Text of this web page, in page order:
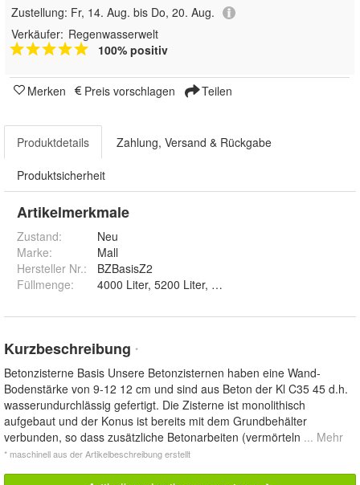
Zustellung: Fr, 14. Aug. bis Do, 20. Aug.
Verkäufer: Regenwasserwelt
100% positiv
Merken Preis vorschlagen Teilen
Produktdetails Zahlung, Versand & Rückgabe
Produktsicherheit
Artikelmerkmale
Zustand:
Neu
Marke:
Mall
Hersteller Nr.:
BZBasisZ2
Füllmenge: 4000 Liter, 5200 Liter, 6600 Liter, 7700 Liter,
Kurzbeschreibung *
Betonzisterne Basis Unsere Betonzisternen haben eine Wand-
Bodenstärke von 9-12 12 cm und sind aus Beton der Kl C35 45 d.h.
wasserundurchlässig gefertigt. Die Zisterne ist monolithisch
aufgebaut und der Konus ist bereits mit dem Grundbehälter
verbunden, so dass zusätzliche Betonarbeiten (vermörteln ... Mehr
* maschinell aus der Artikelbeschreibung erstellt